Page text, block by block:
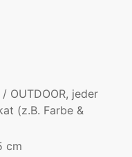
/ OUTDOOR, jeder
(z.B. Farbe &
cm